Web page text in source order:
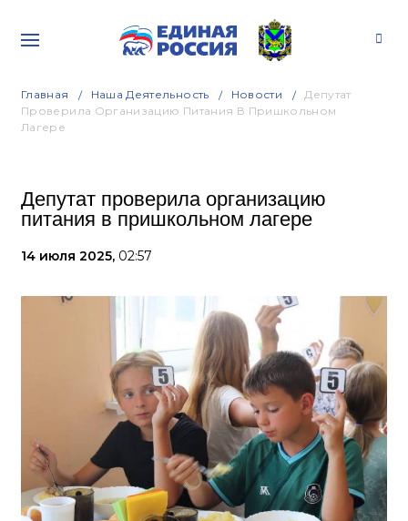
Главная Наша Деятельность Новости
Депутат
Проверила Организацию Питания В Пришкольном
Лагере
Депутат проверила организацию
питания в пришкольном лагере
14 июля 2025, 02:57